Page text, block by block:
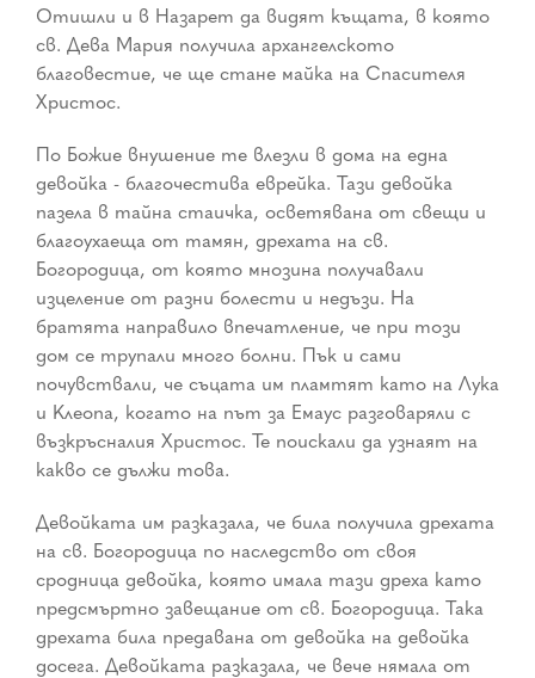
Отишли и в Назарет да видят къщата, в която
св. Дева Мария получила архангелското
благовестие, че ще стане майка на Спасителя
Христос.
По Божие внушение те влезли в дома на една
девойка - благочестива еврейка. Тази девойка
пазела в тайна стаичка, осветявана от свещи и
благоухаеща от тамян, дрехата на св.
Богородица, от която мнозина получавали
изцеление от разни болести и недъзи. На
братята направило впечатление, че при този
дом се трупали много болни. Пък и сами
почувствали, че съцата им пламтят като на Лука
и Клеопа, когато на път за Емаус разговаряли с
възкръсналия Христос. Те поискали да узнаят на
какво се дължи това.
Девойката им разказала, че била получила дрехата
на св. Богородица по наследство от своя
сродница девойка, която имала тази дреха като
предсмъртно завещание от св. Богородица. Така
дрехата била предавана от девойка на девойка
досега. Девойката разказала, че вече нямала от